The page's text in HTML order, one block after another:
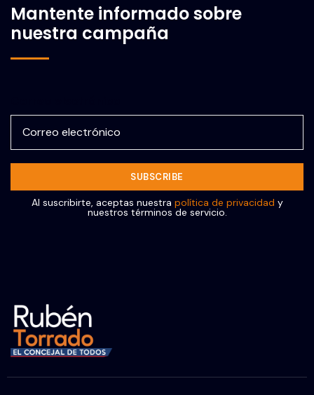
Mantente informado sobre
nuestra campaña
Al suscribirte, aceptas nuestra política de privacidad y
nuestros términos de servicio.